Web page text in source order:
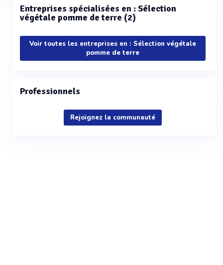
Entreprises spécialisées en : Sélection
végétale pomme de terre (2)
Voir toutes les entreprises en : Sélection végétale
pomme de terre
Professionnels
Rejoignez la communauté